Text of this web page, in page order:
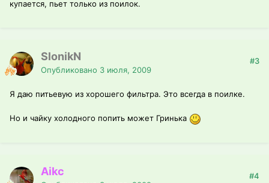
купается, пьет только из поилок.
SlonikN
Опубликовано 3 июля, 2009
#3
Я даю питьевую из хорошего фильтра. Это всегда в поилке.
Но и чайку холодного попить может Гринька
Aikc #4